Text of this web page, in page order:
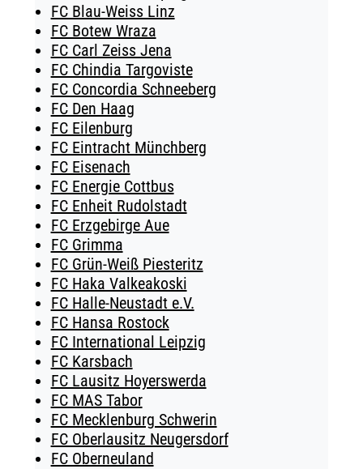
FC Blau-Weiss Linz
FC Botew Wraza
FC Carl Zeiss Jena
FC Chindia Targoviste
FC Concordia Schneeberg
FC Den Haag
FC Eilenburg
FC Eintracht Münchberg
FC Eisenach
FC Energie Cottbus
FC Enheit Rudolstadt
FC Erzgebirge Aue
FC Grimma
FC Grün-Weiß Piesteritz
FC Haka Valkeakoski
FC Halle-Neustadt e.V.
FC Hansa Rostock
FC International Leipzig
FC Karsbach
FC Lausitz Hoyerswerda
FC MAS Tabor
FC Mecklenburg Schwerin
FC Oberlausitz Neugersdorf
FC Oberneuland